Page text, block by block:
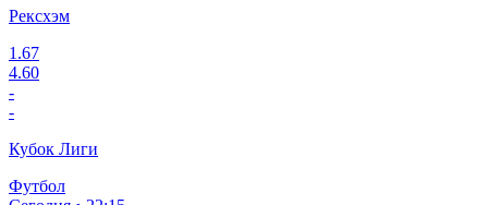
Рексхэм
1.67
4.60
-
-
Кубок Лиги
Футбол